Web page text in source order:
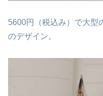
5600円（税込み）で大型
のデザイン。